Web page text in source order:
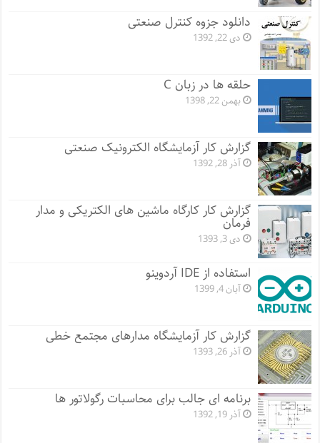
دانلود جزوه کنترل صنعتی
دی 22, 1392
حلقه ها در زبان C
بهمن 22, 1398
گزارش کار آزمایشگاه الکترونیک صنعتی
آذر 28, 1392
گزارش کار کارگاه ماشین های الکتریکی و مدار
فرمان
دی 3, 1393
استفاده از IDE آردوینو
آبان 4, 1399
گزارش کار آزمایشگاه مدارهای مجتمع خطی
آذر 26, 1393
برنامه ای جالب برای محاسبات رگولاتور ها
آذر 19, 1392